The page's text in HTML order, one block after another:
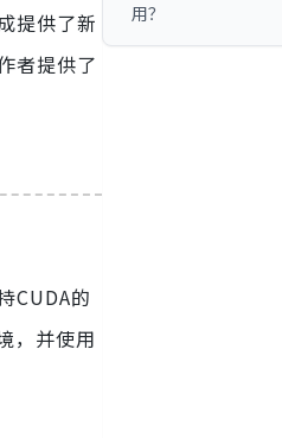
提供了新
者提供了
CUDA的
，并使用
用？